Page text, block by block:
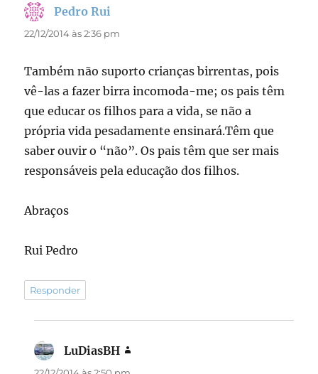
Pedro Rui
22/12/2014 às 2:36 pm
Também não suporto crianças birrentas, pois
vê-las a fazer birra incomoda-me; os pais têm
que educar os filhos para a vida, se não a
própria vida pesadamente ensinará.Têm que
saber ouvir o “não”. Os pais têm que ser mais
responsáveis pela educação dos filhos.
Abraços
Rui Pedro
Responder
LuDiasBH